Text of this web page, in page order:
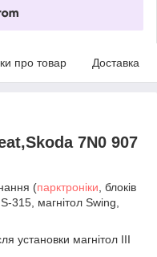
про товар Доставка
7N0 907
(парктроніки, блоків
315, магнітол Swing,
установки магнітол ІІІ